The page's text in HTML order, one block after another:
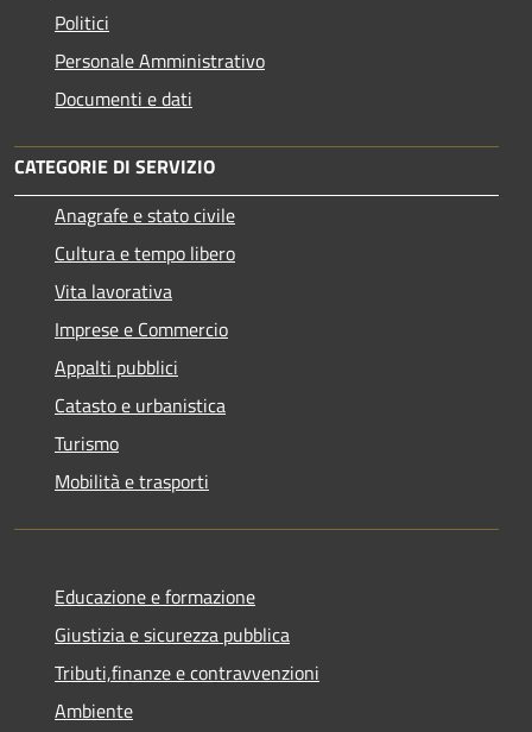
Politici
Personale Amministrativo
Documenti e dati
CATEGORIE DI SERVIZIO
Anagrafe e stato civile
Cultura e tempo libero
Vita lavorativa
Imprese e Commercio
Appalti pubblici
Catasto e urbanistica
Turismo
Mobilità e trasporti
Educazione e formazione
Giustizia e sicurezza pubblica
Tributi,finanze e contravvenzioni
Ambiente